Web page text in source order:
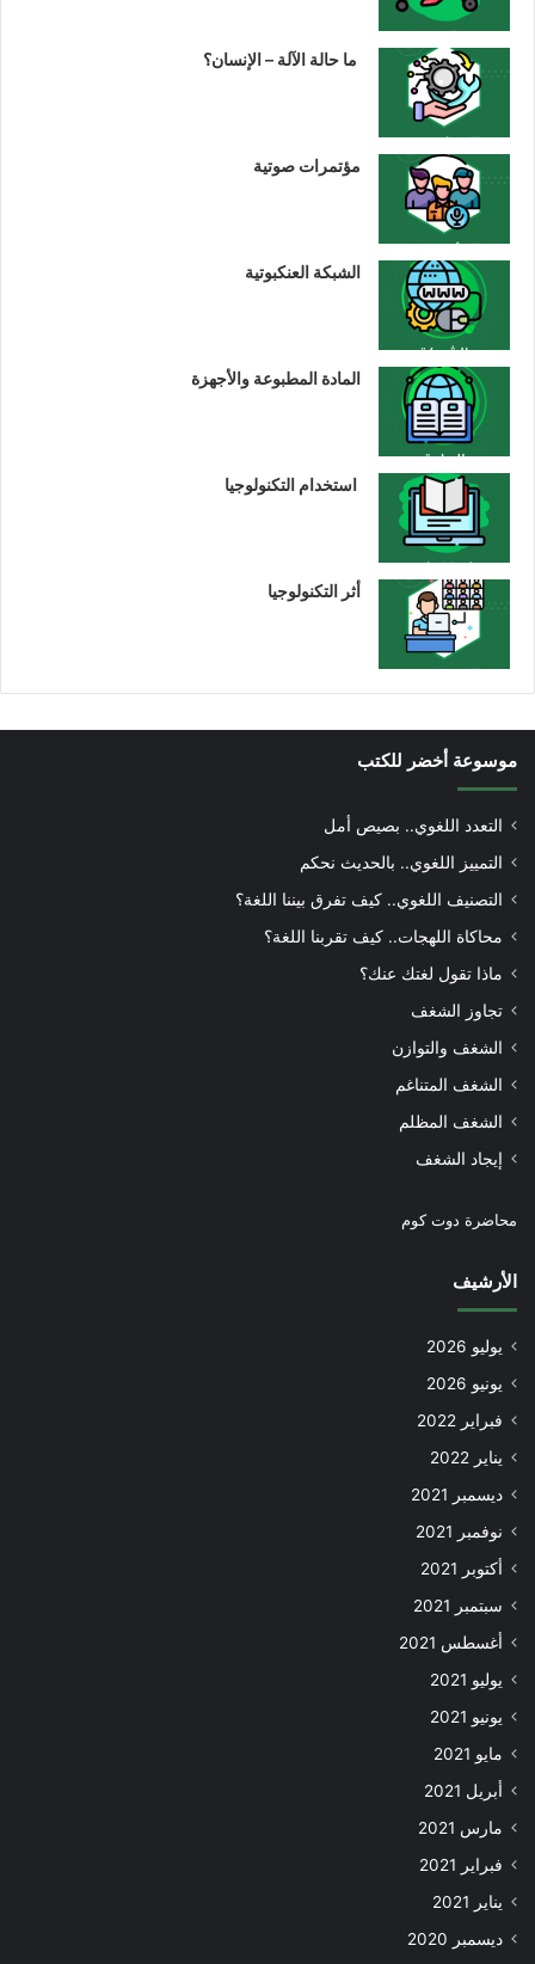
ما حالة الآلة – الإنسان؟
مؤتمرات صوتية
الشبكة العنكبوتية
المادة المطبوعة والأجهزة
استخدام التكنولوجيا
أثر التكنولوجيا
موسوعة أخضر للكتب
التعدد اللغوي.. بصيص أمل
التمييز اللغوي.. بالحديث نحكم
التصنيف اللغوي.. كيف تفرق بيننا اللغة؟
محاكاة اللهجات.. كيف تقربنا اللغة؟
ماذا تقول لغتك عنك؟
تجاوز الشغف
الشغف والتوازن
الشغف المتناغم
الشغف المظلم
إيجاد الشغف
محاضرة دوت كوم
الأرشيف
يوليو 2026
يونيو 2026
فبراير 2022
يناير 2022
ديسمبر 2021
نوفمبر 2021
أكتوبر 2021
سبتمبر 2021
أغسطس 2021
يوليو 2021
يونيو 2021
مايو 2021
أبريل 2021
مارس 2021
فبراير 2021
يناير 2021
ديسمبر 2020